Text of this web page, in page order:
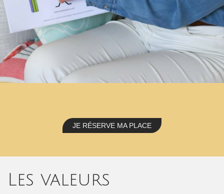
JE RÉSERVE MA PLACE
Les valeurs